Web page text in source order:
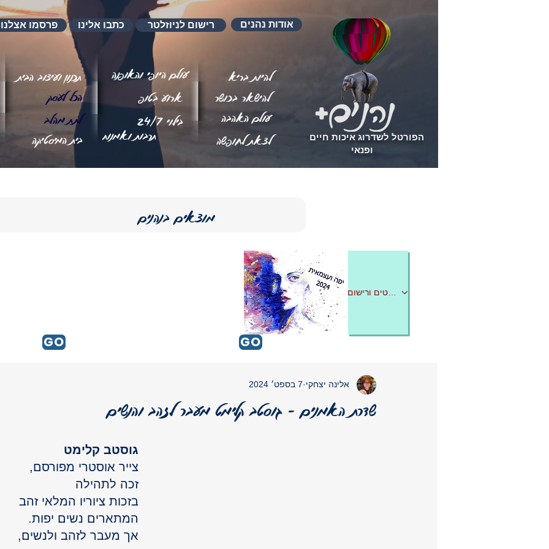
בית המיסטיקה
תכנון ועיצוב הבית
לתת מהלב
עולם היופי והאופנה
בילוי 24/7
ארוע בטופ
תרבות ואמנות
עולם האהבה
לצאת לחופשה
להיות בריא
להישאר בכושר
הכל לעסק
פרסמו אצלנו כתבו אלינו רישום לניוזלטר אודות נהנים
GO
GO
לפרטים ורישום
GO
שדרת האמנים - גוסטב קלימט מעבר לזהב והנשים
אלינה יצחקי 7 בספט׳ 2024
גוסטב קלימט
צייר אוסטרי מפורסם,
זכה לתהילה
בזכות ציוריו המלאי זהב
המתארים נשים יפות.
אך מעבר לזהב ולנשים,